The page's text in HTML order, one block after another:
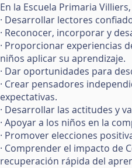
En la Escuela Primaria
· Desarrollar lectores
· Reconocer, incorporar y
· Proporcionar experiencias
niños aplicar su aprendizaje.
· Dar oportunidades para
· Crear pensadores
expectativas.
· Desarrollar las actitudes y
· Apoyar a los niños en la
· Promover elecciones
· Comprender el impacto de
recuperación rápida del